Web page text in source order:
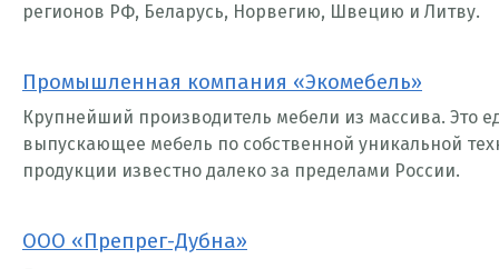
регионов РФ, Беларусь, Норвегию, Швецию и Литву.
Промышленная компания «Экомебель»
Крупнейший производитель мебели из массива. Это
выпускающее мебель по собственной уникальной
продукции известно далеко за пределами России.
ООО «Препрег-Дубна»